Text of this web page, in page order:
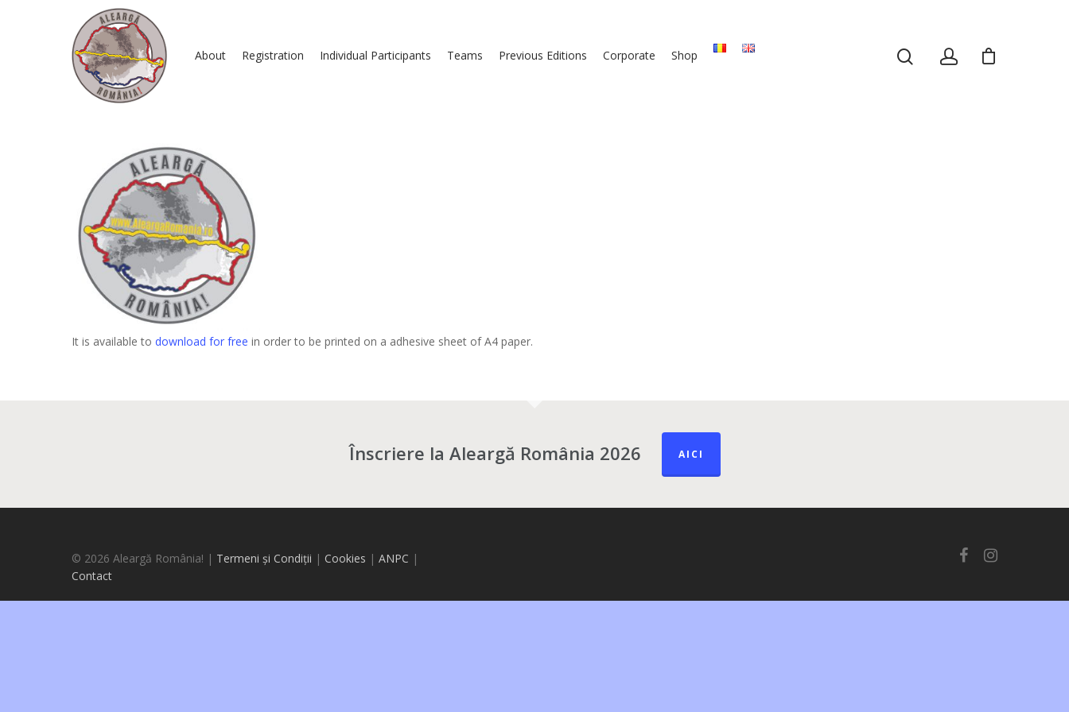
Hit enter to search or ESC to close
About Registration Individual Participants Teams Previous Editions Corporate Shop
It is available to download for free in order to be printed on a adhesive sheet of A4 paper.
Înscriere la Aleargă România 2026 AICI
© 2026 Aleargă România! | Termeni și Condiții | Cookies | ANPC |
Contact